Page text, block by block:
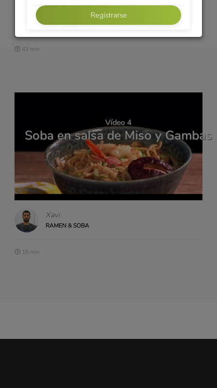
43 min
Vídeo 4
Soba en salsa de Miso y Gambas
Xavi
RAMEN & SOBA
16 min
Registrarse